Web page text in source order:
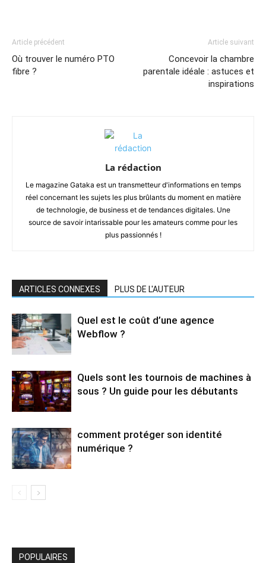
Article précédent
Où trouver le numéro PTO
fibre ?
Article suivant
Concevoir la chambre
parentale idéale : astuces et
inspirations
La rédaction
Le magazine Gataka est un transmetteur d'informations en temps
réel concernant les sujets les plus brûlants du moment en matière
de technologie, de business et de tendances digitales. Une
source de savoir intarissable pour les amateurs comme pour les
plus passionnés !
ARTICLES CONNEXES PLUS DE L'AUTEUR
Quel est le coût d’une agence
Webflow ?
Quels sont les tournois de machines à
sous ? Un guide pour les débutants
comment protéger son identité
numérique ?
POPULAIRES